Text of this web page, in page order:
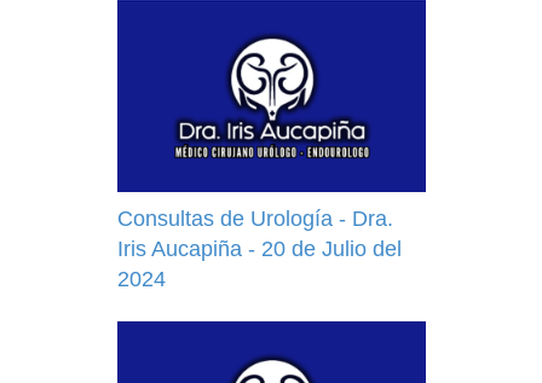
Consultas de Urología - Dra.
Iris Aucapiña - 20 de Julio del
2024